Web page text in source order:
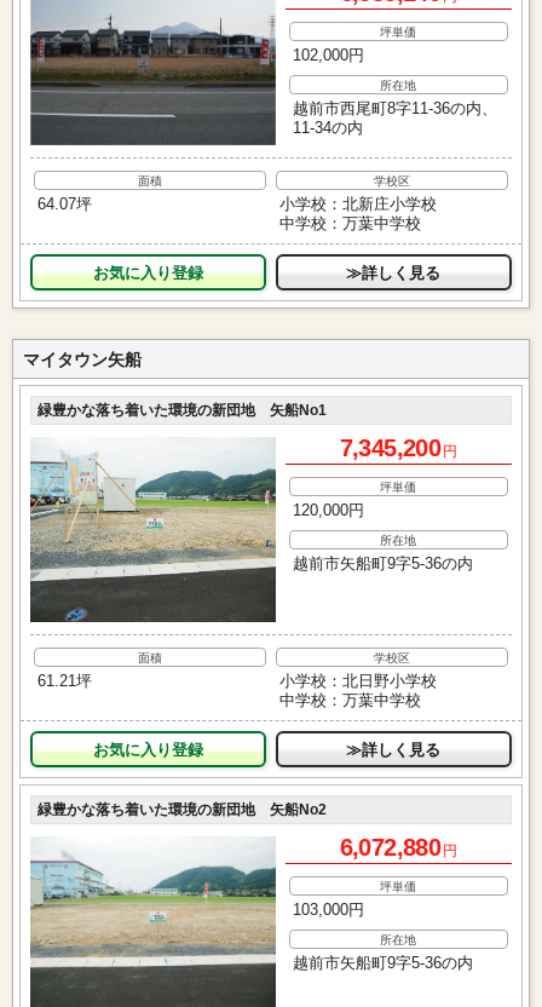
坪単価
102,000円
所在地
越前市西尾町8字11-36の内、
11-34の内
面積
64.07坪
学校区
小学校：北新庄小学校
中学校：万葉中学校
お気に入り ≫詳しく見る
マイタウン矢船
緑豊かな落ち着いた環境の新団地 矢船No1
7,345,200 円
坪単価
120,000円
所在地
越前市矢船町9字5-36の内
面積
61.21坪
学校区
小学校：北日野小学校
中学校：万葉中学校
お気に入り ≫詳しく見る
緑豊かな落ち着いた環境の新団地 矢船No2
6,072,880円
坪単価
103,000円
所在地
越前市矢船町9字5-36の内